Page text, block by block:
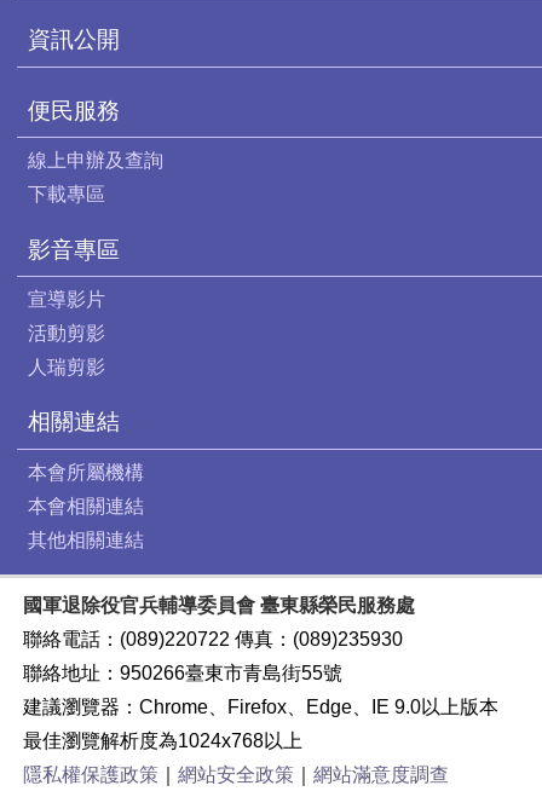
資訊公開
便民服務
線上申辦及查詢
下載專區
影音專區
宣導影片
活動剪影
人瑞剪影
相關連結
本會所屬機構
本會相關連結
其他相關連結
國軍退除役官兵輔導委員會 臺東縣榮民服務處
聯絡電話：(089)220722 傳真：(089)235930
聯絡地址：950266臺東市青島街55號
建議瀏覽器：Chrome、Firefox、Edge、IE 9.0以上版本
最佳瀏覽解析度為1024x768以上
隱私權保護政策｜ 網站安全政策｜ 網站滿意度調查